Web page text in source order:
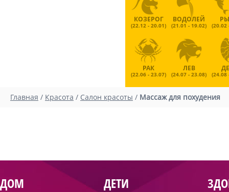
КОЗЕРОГ
(22.12 - 20.01)
ВОДОЛЕЙ
(21.01 - 19.02) (20.02
РАК
(22.06 - 23.07)
ЛЕВ
(24.07 - 23.08) (24.08
Главная / Красота / Салон красоты / Массаж для похудения
ДОМ ДЕТИ